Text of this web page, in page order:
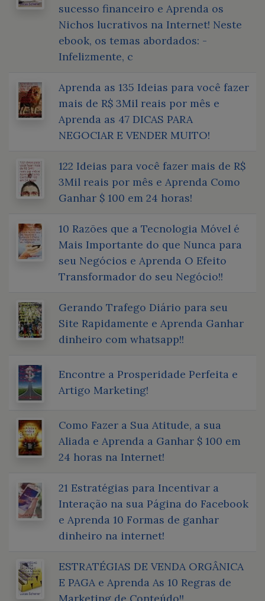
sucesso financeiro e Aprenda os
Nichos lucrativos na Internet! Neste
ebook, os temas abordados: -
Infelizmente, c
Aprenda as 135 Ideias para você fazer
mais de R$ 3Mil reais por mês e
Aprenda as 47 DICAS PARA
NEGOCIAR E VENDER MUITO!
122 Ideias para você fazer mais de R$
3Mil reais por mês e Aprenda Como
Ganhar $ 100 em 24 horas!
10 Razões que a Tecnologia Móvel é
Mais Importante do que Nunca para
seu Negócios e Aprenda O Efeito
Transformador do seu Negócio!!
Gerando Trafego Diário para seu
Site Rapidamente e Aprenda Ganhar
dinheiro com whatsapp!!
Encontre a Prosperidade Perfeita e
Artigo Marketing!
Como Fazer a Sua Atitude, a sua
Aliada e Aprenda a Ganhar $ 100 em
24 horas na Internet!
21 Estratégias para Incentivar a
Interação na sua Página do Facebook
e Aprenda 10 Formas de ganhar
dinheiro na internet!
ESTRATÉGIAS DE VENDA ORGÂNICA
E PAGA e Aprenda As 10 Regras de
Marketing de Conteúdo!!